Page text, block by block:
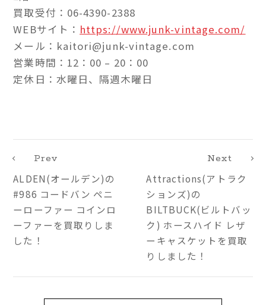
買取受付：06-4390-2388
WEBサイト： https://www.junk-vintage.com/
メール：kaitori@junk-vintage.com
営業時間：12：00 – 20：00
定休日：水曜日、隔週木曜日
Prev
ALDEN(オールデン)の
#986 コードバン ペニ
ーローファー コインロ
ーファーを買取りしま
した！
Next
Attractions(アトラク
ションズ)の
BILTBUCK(ビルトバッ
ク) ホースハイド レザ
ーキャスケットを買取
りしました！